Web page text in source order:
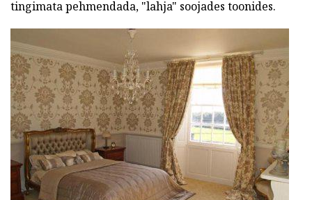
tingimata pehmendada, "lahja" soojades toonides.